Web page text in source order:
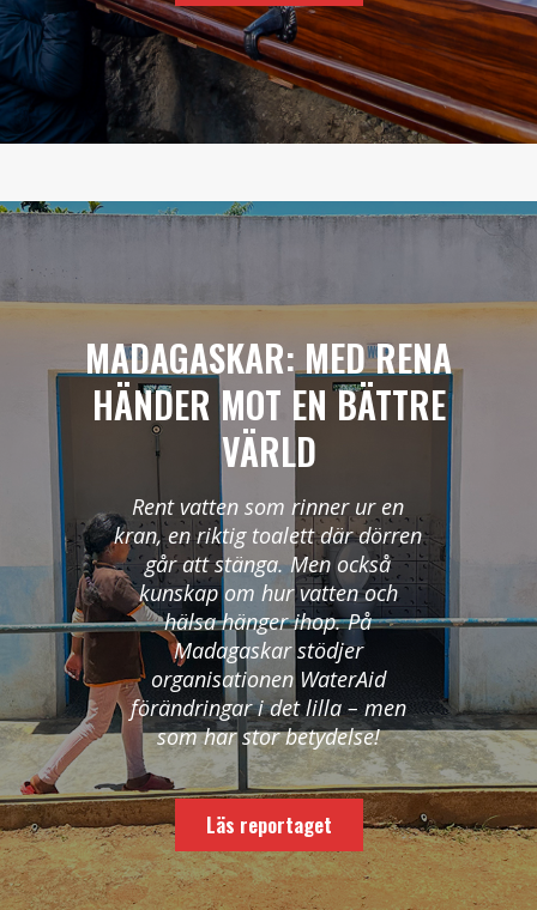
MADAGASKAR: MED RENA
HÄNDER MOT EN BÄTTRE
VÄRLD
Rent vatten som rinner ur en
kran, en riktig toalett där dörren
går att stänga. Men också
kunskap om hur vatten och
hälsa hänger ihop. På
Madagaskar stödjer
organisationen WaterAid
förändringar i det lilla ­– men
som har stor betydelse!
Läs reportaget